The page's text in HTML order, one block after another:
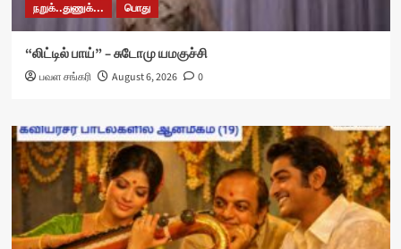
நறுக்..துணுக்... பொது
“லிட்டில் பாய்” – சுடோமு யமகுச்சி
பவள சங்கரி August 6, 2026 0